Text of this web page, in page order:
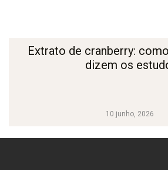
10 junho, 2026
Extrato de cranberry:
dizem os